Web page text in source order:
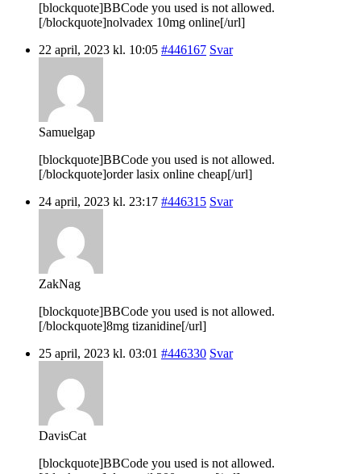
[blockquote]BBCode you used is not allowed.
[/blockquote]nolvadex 10mg online[/url]
22 april, 2023 kl. 10:05 #446167 Svar
Samuelgap
[blockquote]BBCode you used is not allowed.
[/blockquote]order lasix online cheap[/url]
24 april, 2023 kl. 23:17 #446315 Svar
ZakNag
[blockquote]BBCode you used is not allowed.
[/blockquote]8mg tizanidine[/url]
25 april, 2023 kl. 03:01 #446330 Svar
DavisCat
[blockquote]BBCode you used is not allowed.